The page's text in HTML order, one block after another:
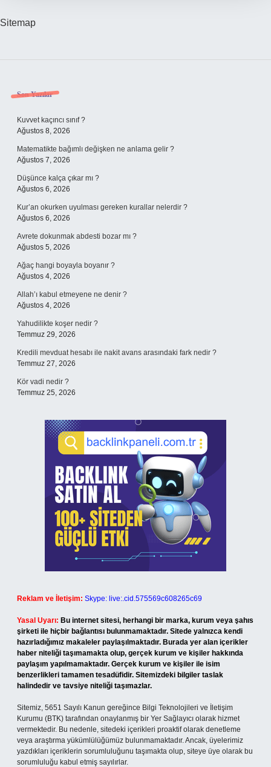
Sitemap
Sidebar
Son Yazılar
Kuvvet kaçıncı sınıf ?
Ağustos 8, 2026
Matematikte bağımlı değişken ne anlama gelir ?
Ağustos 7, 2026
Düşünce kalça çıkar mı ?
Ağustos 6, 2026
Kur’an okurken uyulması gereken kurallar nelerdir ?
Ağustos 6, 2026
Avrete dokunmak abdesti bozar mı ?
Ağustos 5, 2026
Ağaç hangi boyayla boyanır ?
Ağustos 4, 2026
Allah’ı kabul etmeyene ne denir ?
Ağustos 4, 2026
Yahudilikte koşer nedir ?
Temmuz 29, 2026
Kredili mevduat hesabı ile nakit avans arasındaki fark nedir ?
Temmuz 27, 2026
Kör vadi nedir ?
Temmuz 25, 2026
Reklam ve İletişim: Skype: live:.cid.575569c608265c69
Yasal Uyarı: Bu internet sitesi, herhangi bir marka, kurum veya şahıs
şirketi ile hiçbir bağlantısı bulunmamaktadır. Sitede yalnızca kendi
hazırladığımız makaleler paylaşılmaktadır. Burada yer alan içerikler
haber niteliği taşımamakta olup, gerçek kurum ve kişiler hakkında
paylaşım yapılmamaktadır. Gerçek kurum ve kişiler ile isim
benzerlikleri tamamen tesadüfidir. Sitemizdeki bilgiler taslak
halindedir ve tavsiye niteliği taşımazlar.
Sitemiz, 5651 Sayılı Kanun gereğince Bilgi Teknolojileri ve İletişim
Kurumu (BTK) tarafından onaylanmış bir Yer Sağlayıcı olarak hizmet
vermektedir. Bu nedenle, sitedeki içerikleri proaktif olarak denetleme
veya araştırma yükümlülüğümüz bulunmamaktadır. Ancak, üyelerimiz
yazdıkları içeriklerin sorumluluğunu taşımakta olup, siteye üye olarak bu
sorumluluğu kabul etmiş sayılırlar.